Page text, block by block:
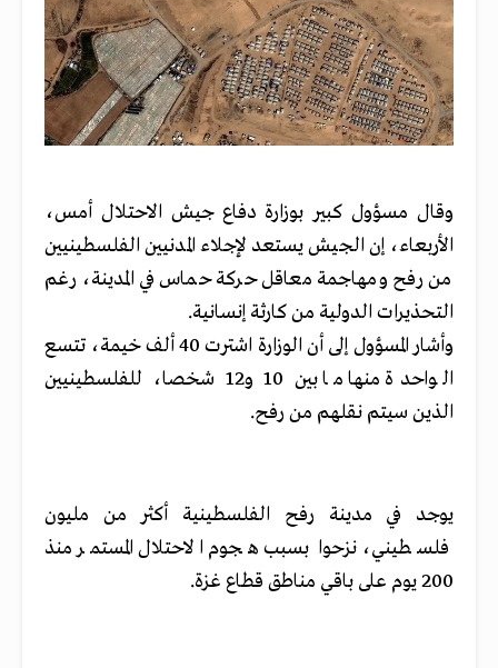
وقال مسؤول كبير بوزارة دفاع جيش الاحتلال أمس،
الأربعاء، إن الجيش يستعد لإجلاء المدنيين الفلسطينيين
من رفح ومهاجمة معاقل حركة حماس في المدينة، رغم
التحذيرات الدولية من كارثة إنسانية.
وأشار المسؤول إلى أن الوزارة اشترت 40 ألف خيمة، تتسع
الواحدة منها ما بين 10 و12 شخصا، للفلسطينيين
الذين سيتم نقلهم من رفح.
يوجد في مدينة رفح الفلسطينية أكثر من مليون
فلسطيني، نزحوا بسبب هجوم الاحتلال المستمر منذ
200 يوم على باقي مناطق قطاع غزة.